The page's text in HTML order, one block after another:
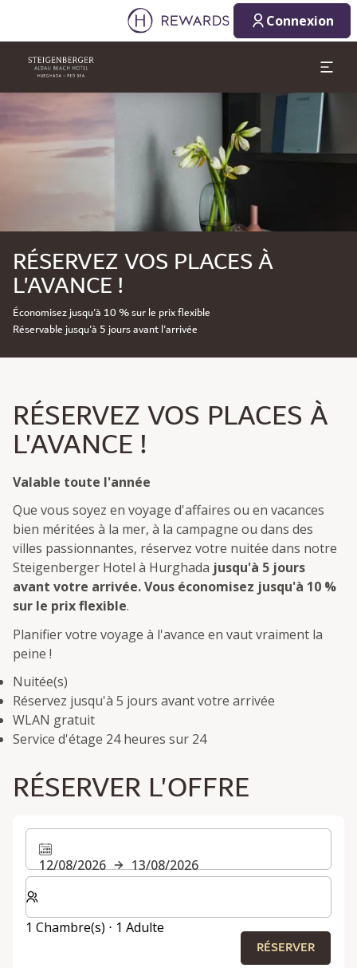
Connexion
RÉSERVEZ VOS PLACES À
L'AVANCE !
Économisez jusqu'à 10 % sur le prix flexible
Réservable jusqu'à 5 jours avant l'arrivée
RÉSERVEZ VOS PLACES À
L'AVANCE !
Valable toute l'année
Que vous soyez en voyage d'affaires ou en vacances
bien méritées à la mer, à la campagne ou dans des
villes passionnantes, réservez votre nuitée dans notre
Steigenberger Hotel à Hurghada jusqu'à 5 jours
avant votre arrivée. Vous économisez jusqu'à 10 %
sur le prix flexible.
Planifier votre voyage à l'avance en vaut vraiment la
peine !
Nuitée(s)
Réservez jusqu'à 5 jours avant votre arrivée
WLAN gratuit
Service d'étage 24 heures sur 24
RÉSERVER L'OFFRE
12/08/2026
13/08/2026
Sélectionnez le nombre de chambres et d'invités pour
1 Chambre(s) ⋅ 1 Adulte
RÉSERVER